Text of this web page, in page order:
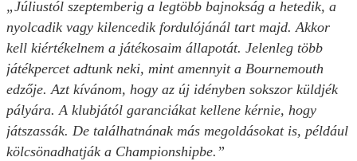
„Júliustól szeptemberig a legtöbb bajnokság a hetedik, a
nyolcadik vagy kilencedik fordulójánál tart majd. Akkor
kell kiértékelnem a játékosaim állapotát. Jelenleg több
játékpercet adtunk neki, mint amennyit a Bournemouth
edzője. Azt kívánom, hogy az új idényben sokszor küldjék
pályára. A klubjától garanciákat kellene kérnie, hogy
játszassák. De találhatnának más megoldásokat is, például
kölcsönadhatják a Championshipbe.”